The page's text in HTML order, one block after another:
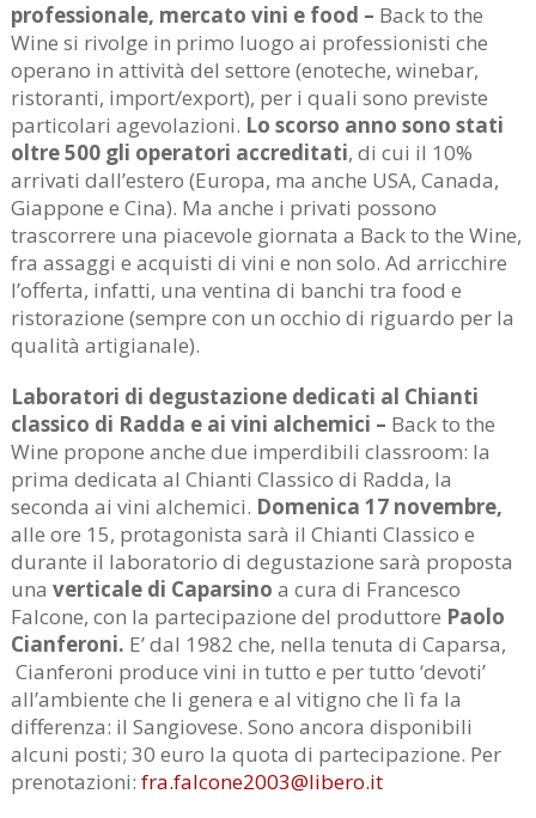
professionale, mercato vini e food – Back to the
Wine si rivolge in primo luogo ai professionisti che
operano in attività del settore (enoteche, winebar,
ristoranti, import/export), per i quali sono previste
particolari agevolazioni. Lo scorso anno sono stati
oltre 500 gli operatori accreditati, di cui il 10%
arrivati dall’estero (Europa, ma anche USA, Canada,
Giappone e Cina). Ma anche i privati possono
trascorrere una piacevole giornata a Back to the Wine,
fra assaggi e acquisti di vini e non solo. Ad arricchire
l’offerta, infatti, una ventina di banchi tra food e
ristorazione (sempre con un occhio di riguardo per la
qualità artigianale).
Laboratori di degustazione dedicati al Chianti
classico di Radda e ai vini alchemici – Back to the
Wine propone anche due imperdibili classroom: la
prima dedicata al Chianti Classico di Radda, la
seconda ai vini alchemici. Domenica 17 novembre,
alle ore 15, protagonista sarà il Chianti Classico e
durante il laboratorio di degustazione sarà proposta
una verticale di Caparsino a cura di Francesco
Falcone, con la partecipazione del produttore Paolo
Cianferoni. E’ dal 1982 che, nella tenuta di Caparsa,
Cianferoni produce vini in tutto e per tutto ‘devoti’
all’ambiente che li genera e al vitigno che lì fa la
differenza: il Sangiovese. Sono ancora disponibili
alcuni posti; 30 euro la quota di partecipazione. Per
prenotazioni: fra.falcone2003@libero.it